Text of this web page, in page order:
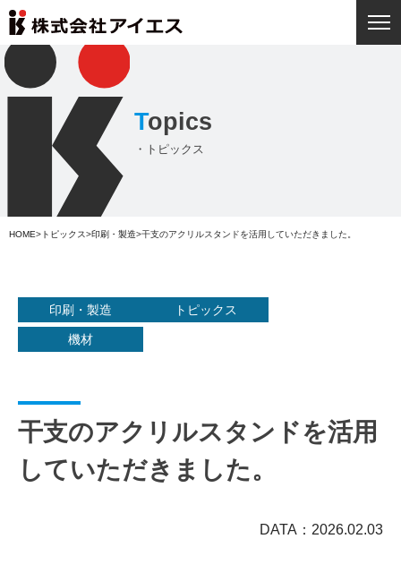
Topics
・トピックス
HOME> トピックス>印刷・製造>干支のアクリルスタンドを活用していただきました。
印刷・製造 トピックス
機材
干支のアクリルスタンドを活用
していただきました。
DATA：2026.02.03